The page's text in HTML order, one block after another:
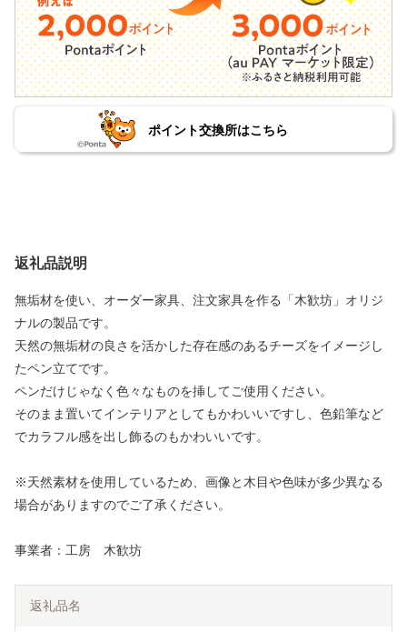
ポイント交換所はこちら
返礼品説明
無垢材を使い、オーダー家具、注文家具を作る「木歓坊」オリジ
ナルの製品です。
天然の無垢材の良さを活かした存在感のあるチーズをイメージし
たペン立てです。
ペンだけじゃなく色々なものを挿してご使用ください。
そのまま置いてインテリアとしてもかわいいですし、色鉛筆など
でカラフル感を出し飾るのもかわいいです。
※天然素材を使用しているため、画像と木目や色味が多少異なる
場合がありますのでご了承ください。
事業者：工房 木歓坊
返礼品名